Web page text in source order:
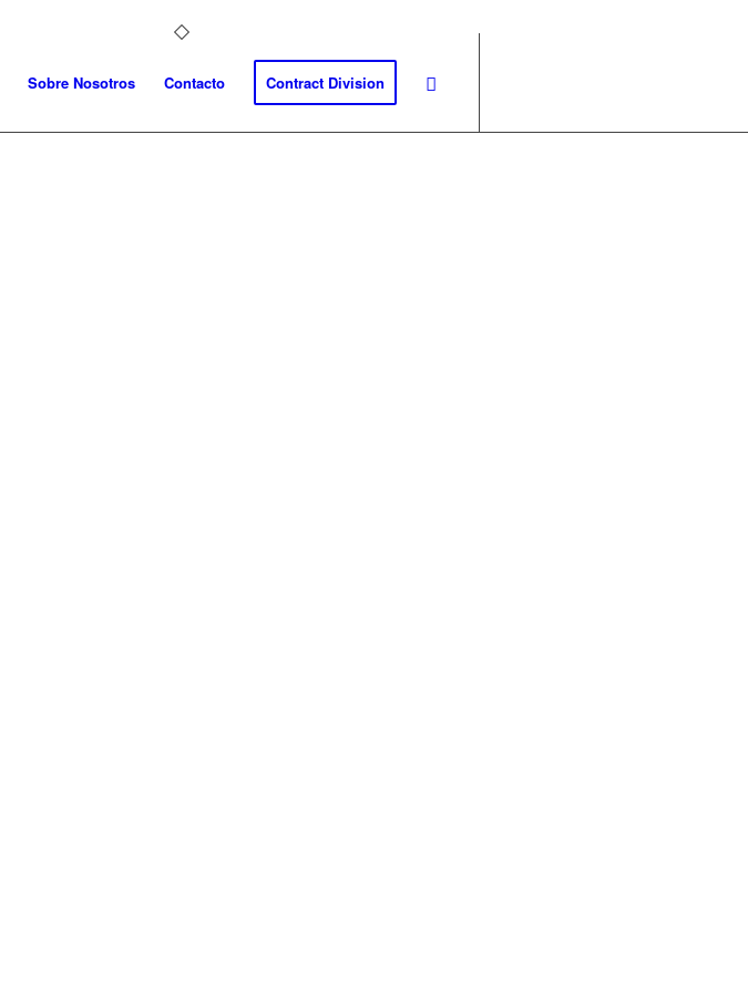
Sobre Nosotros Contacto Contract Division